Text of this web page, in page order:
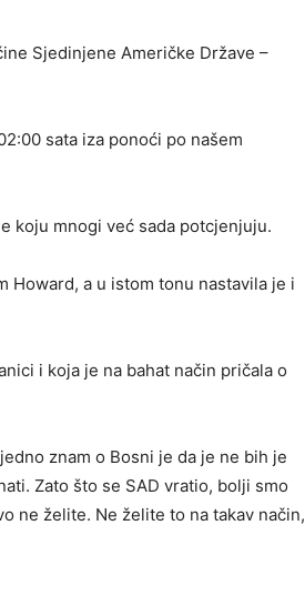
Sjedinjene Američke Države –
sata iza ponoći po našem
koju mnogi već sada potcjenjuju.
Howard, a u istom tonu nastavila je i
i koja je na bahat način pričala o
znam o Bosni je da je ne bih je
Zato što se SAD vratio, bolji smo
ne želite. Ne želite to na takav način,